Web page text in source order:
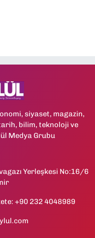
siyaset, magazin,
bilim, teknoloji ve
Medya Grubu
Yerleşkesi No:16/6
+90 232 4048989